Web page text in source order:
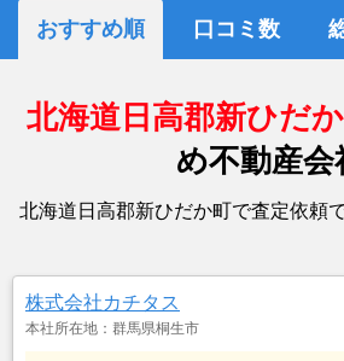
おすすめ順 口コミ数
北海道日高郡新ひだ
め不動産会
北海道日高郡新ひだか町で査定依頼
株式会社カチタス
本社所在地：群馬県桐生市